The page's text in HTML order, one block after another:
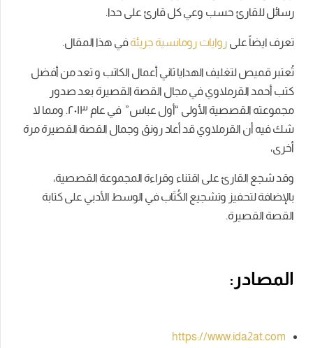
رسائل للقارئ حسب وعي كل قارئ على حدا.
تعرف ايضاً على روايات رومانسية جريئةفي هذا المقال.
تُعتبر قميص لتغليف الهدايا ثاني أعمال الكاتب و تعد من أفضل
كتب أحمد القرملاوي في مجال القصة القصيرة بعد صدور
مجموعته القصصية الأولى “أول عباس” في عام ٢۰١٣. ومما لا
شك فيه أن القرملاوي قد أعاد رونق وجمال القصة القصيرة مرة
أخرى،
وقد شجع القارئ على اقتناء وقراءة المجموعة القصصية،
بالإضافة لتحفيز وتشجيع الكُتَاب في الوسط الأدبي على كتابة
القصة القصيرة.
المصادر:
https://www.ida2at.com